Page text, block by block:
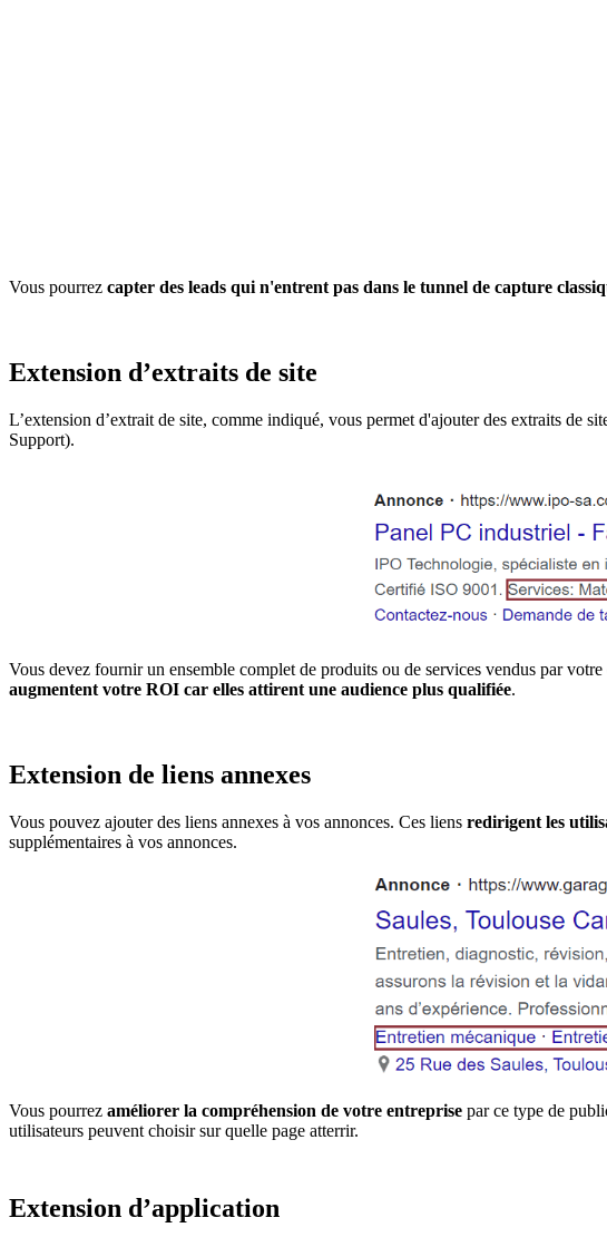
Vous pourrez capter des leads qui n'entrent pas dans le tunnel de capture
Extension d’extraits de site
L’extension d’extrait de site, comme indiqué, vous permet d'ajouter des extraits de
Support).
Vous devez fournir un ensemble complet de produits ou de services vendus par
augmentent votre ROI car elles attirent une audience plus qualifiée.
Extension de liens annexes
Vous pouvez ajouter des liens annexes à vos annonces. Ces liens redirigent les
supplémentaires à vos annonces.
Vous pourrez améliorer la compréhension de votre entreprise par ce type de
utilisateurs peuvent choisir sur quelle page atterrir.
Extension d’application